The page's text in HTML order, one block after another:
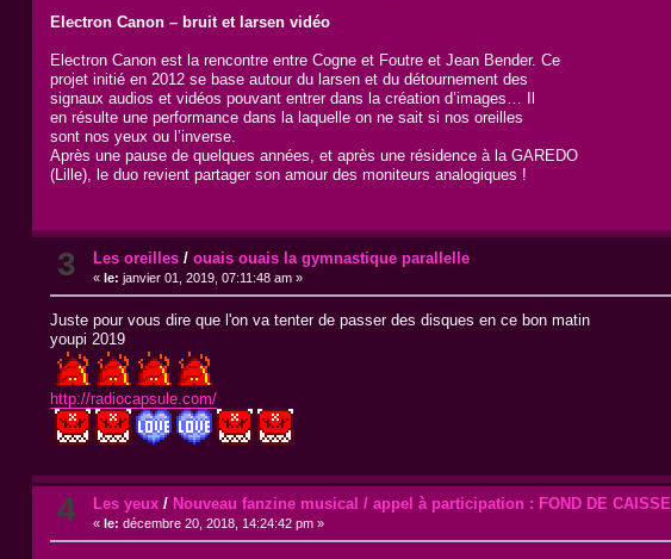
Electron Canon – bruit et larsen vidéo
Electron Canon est la rencontre entre Cogne et Foutre et Jean Bender. Ce
projet initié en 2012 se base autour du larsen et du détournement des
signaux audios et vidéos pouvant entrer dans la création d’images… Il
en résulte une performance dans la laquelle on ne sait si nos oreilles
sont nos yeux ou l’inverse.
Après une pause de quelques années, et après une résidence à la GAREDO
(Lille), le duo revient partager son amour des moniteurs analogiques !
3 Les oreilles/ ouais ouais la gymnastique parallelle
« le: janvier 01, 2019, 07:11:48 am »
Juste pour vous dire que l'on va tenter de passer des disques en ce bon matin
youpi 2019
http://radiocapsule.com/
4 Les yeux/ Nouveau fanzine musical / appel à participation : FOND DE CAISSE
« le: décembre 20, 2018, 14:24:42 pm »